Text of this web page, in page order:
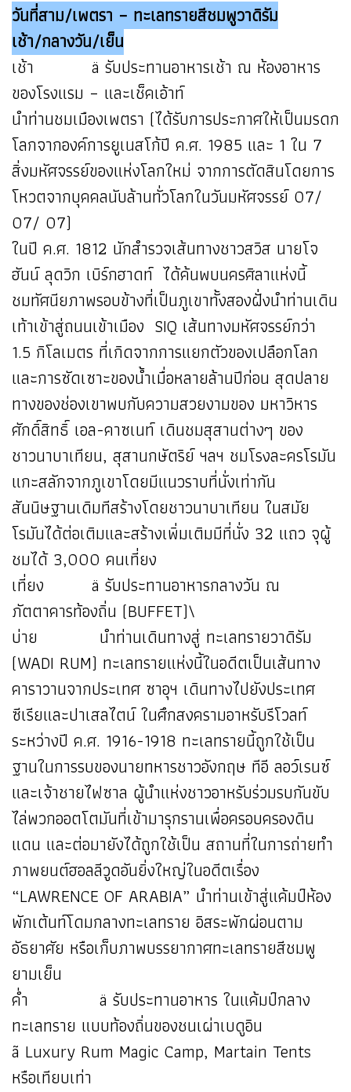
วันที่สาม/เพตรา – ทะเลทรายสีชมพูวาดิรัม
เช้า/กลางวัน/เย็น
เช้า ä รับประทานอาหารเช้า ณ ห้องอาหาร
ของโรงแรม – และเช็คเอ้าท์
นำท่านชมเมืองเพตรา (ได้รับการประกาศให้เป็นมรดก
โลกจากองค์การยูเนสโก้ปี ค.ศ. 1985 และ 1 ใน 7
สิ่งมหัศจรรย์ของแห่งโลกใหม่ จากการตัดสินโดยการ
โหวตจากบุคคลนับล้านทั่วโลกในวันมหัศจรรย์ 07/
07/ 07)
ในปี ค.ศ. 1812 นักสำรวจเส้นทางชาวสวิส นายโจ
ฮันน์ ลุดวิก เบิร์กฮาดท์ ได้ค้นพบนครศิลาแห่งนี้
ชมทัศนียภาพรอบข้างที่เป็นภูเขาทั้งสองฝั่งนำท่านเดิน
เท้าเข้าสู่ถนนเข้าเมือง SIQ เส้นทางมหัศจรรย์กว่า
1.5 กิโลเมตร ที่เกิดจากการแยกตัวของเปลือกโลก
และการซัดเซาะของน้ำเมื่อหลายล้านปีก่อน สุดปลาย
ทางของช่องเขาพบกับความสวยงามของ มหาวิหาร
ศักดิ์สิทธิ์ เอล-คาซเนท์ เดินชมสุสานต่างๆ ของ
ชาวนาบาเทียน, สุสานกษัตริย์ ฯลฯ ชมโรงละครโรมัน
แกะสลักจากภูเขาโดยมีแนวราบที่นั่งเท่ากัน
สันนิษฐานเดิมทีสร้างโดยชาวนาบาเทียน ในสมัย
โรมันได้ต่อเติมและสร้างเพิ่มเติมมีที่นั่ง 32 แถว จุผู้
ชมได้ 3,000 คนเที่ยง
เที่ยง ä รับประทานอาหารกลางวัน ณ
ภัตตาคารท้องถิ่น (BUFFET)\
บ่าย นำท่านเดินทางสู่ ทะเลทรายวาดิรัม
(WADI RUM) ทะเลทรายแห่งนี้ในอดีตเป็นเส้นทาง
คาราวานจากประเทศ ซาอุฯ เดินทางไปยังประเทศ
ซีเรียและปาเสลไตน์ ในศึกสงครามอาหรับรีโวลท์
ระหว่างปี ค.ศ. 1916-1918 ทะเลทรายนี้ถูกใช้เป็น
ฐานในการรบของนายทหารชาวอังกฤษ ทีอี ลอว์เรนซ์
และเจ้าชายไฟซาล ผู้นำแห่งชาวอาหรับร่วมรบกันขับ
ไล่พวกออตโตมันที่เข้ามารุกรานเพื่อครอบครองดิน
แดน และต่อมายังได้ถูกใช้เป็น สถานที่ในการถ่ายทำ
ภาพยนต์ฮอลลีวูดอันยิ่งใหญ่ในอดีตเรื่อง
“LAWRENCE OF ARABIA” นำท่านเข้าสู่แค้มป์ห้อง
พักเต้นท์โดมกลางทะเลทราย อิสระพักผ่อนตาม
อัธยาศัย หรือเก็บภาพบรรยากาศทะเลทรายสีชมพู
ยามเย็น
ค่ำ ä รับประทานอาหาร ในแค้มป์กลาง
ทะเลทราย แบบท้องถิ่นของชนเผ่าเบดูอิน
ã Luxury Rum Magic Camp, Martain Tents
หรือเทียบเท่า